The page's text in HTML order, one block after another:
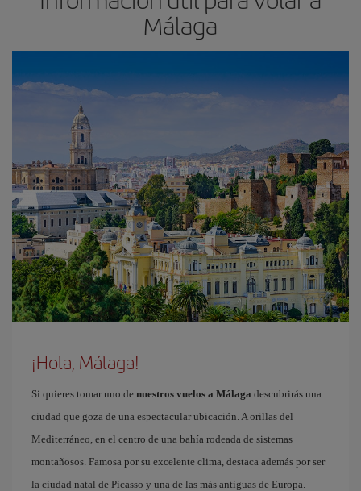
Málaga
¡Hola, Málaga!
Si quieres tomar uno de nuestros vuelos a Málaga descubrirás una
ciudad que goza de una espectacular ubicación. A orillas del
Mediterráneo, en el centro de una bahía rodeada de sistemas
montañosos. Famosa por su excelente clima, destaca además por ser
la ciudad natal de Picasso y una de las más antiguas de Europa.